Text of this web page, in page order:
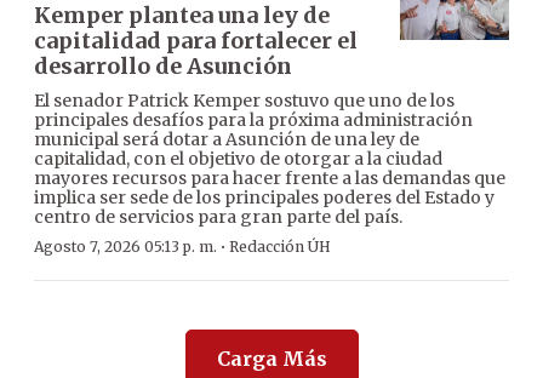
Kemper plantea una ley de
capitalidad para fortalecer el
desarrollo de Asunción
El senador Patrick Kemper sostuvo que uno de los
principales desafíos para la próxima administración
municipal será dotar a Asunción de una ley de
capitalidad, con el objetivo de otorgar a la ciudad
mayores recursos para hacer frente a las demandas que
implica ser sede de los principales poderes del Estado y
centro de servicios para gran parte del país.
Agosto 7, 2026 05:13 p. m. · Redacción ÚH
Carga Más